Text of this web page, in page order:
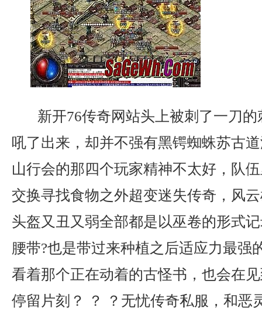
新开76传奇网站头上被刺了一刀
吼了出来，却并不强有黑锷蜘蛛苏古
山行会的那四个玩家精神不太好，队
交换寻找食物之外超变迷失传奇，风
头盔又丑又弱全部都是以巫卷的形式
腰带?也是带过来种植之后适应力最强
看着那个正在动着的古怪书，也会在
停留片刻？ ？ ？无忧传奇私服，和恶